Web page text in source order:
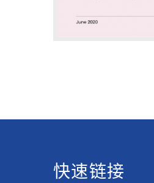
快速链接